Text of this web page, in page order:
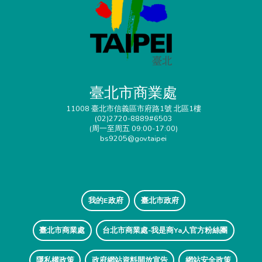
臺北市商業處
11008 臺北市信義區市府路1號 北區1樓
(02)2720-8889#6503
(周一至周五 09:00-17:00)
bs9205@gov.taipei
我的E政府 臺北市政府
臺北市商業處 台北市商業處-我是商Ya人官方粉絲團